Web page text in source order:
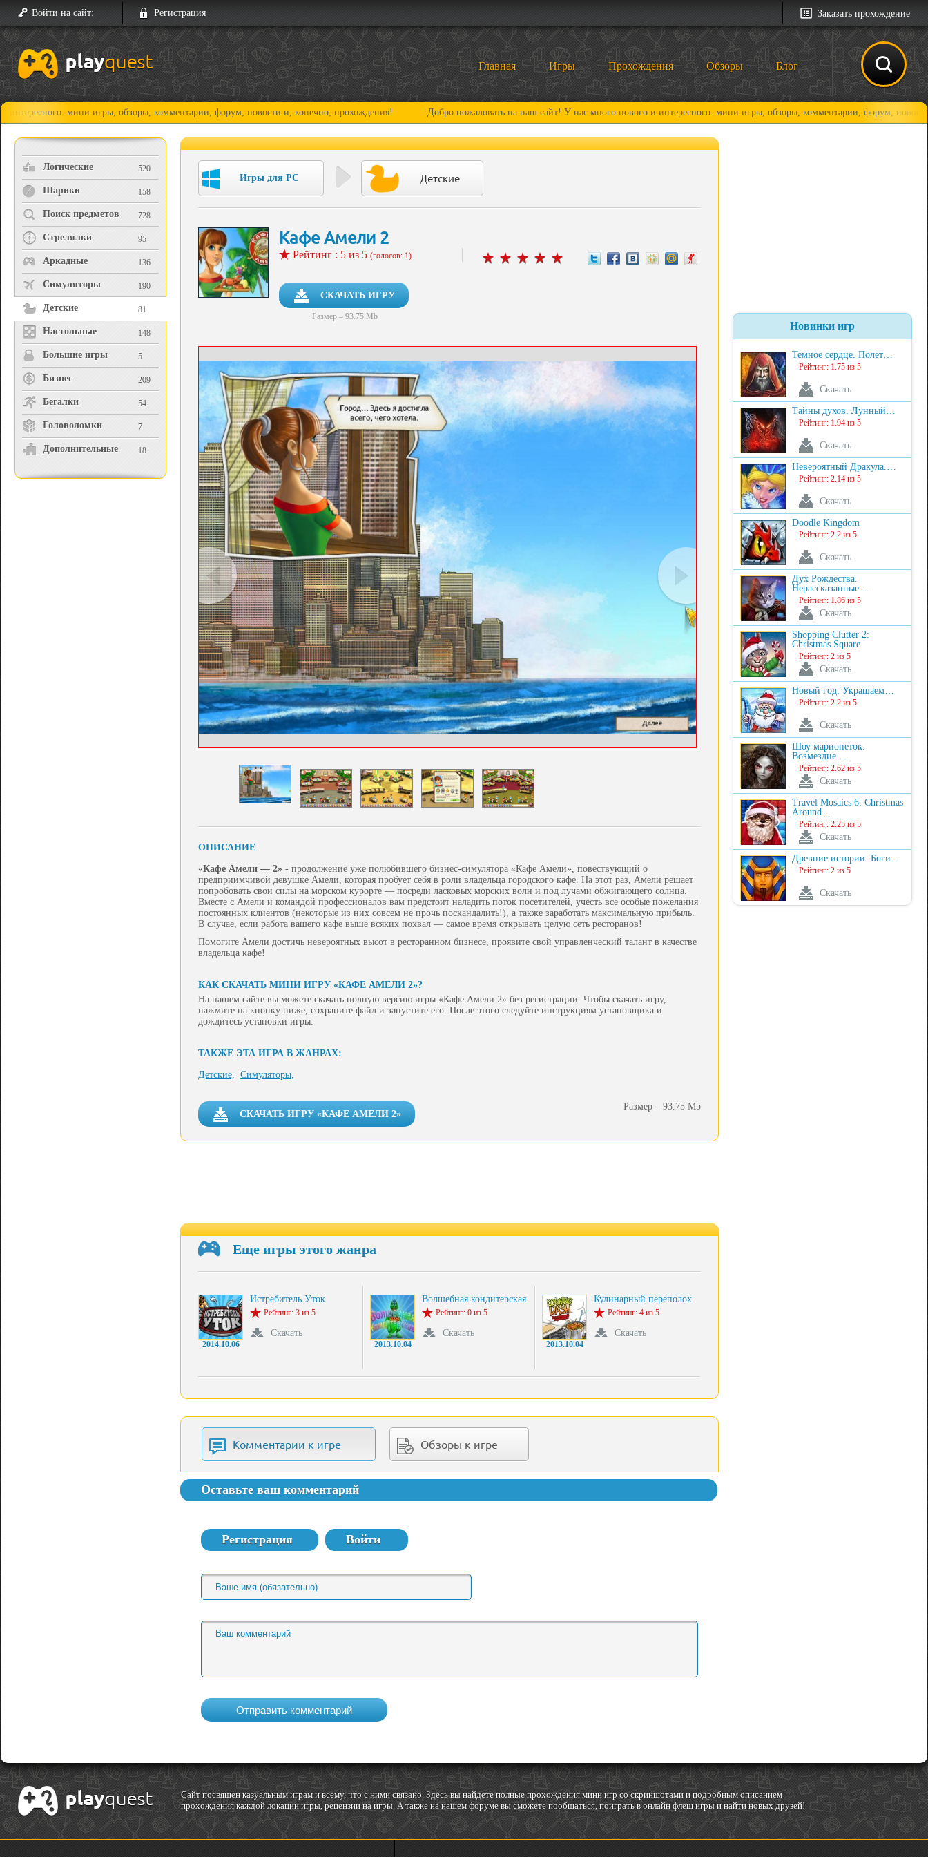
Войти на сайт: Регистрация Заказать прохождение
Главная Игры Прохождения Обзоры Блог
мини игры, обзоры, комментарии, форум, новости и, конечно, прохождения! Добро пожаловать на наш сайт! У нас много нового и интересного: мини игры, обзоры, комментарии, форум, новости и,
Логические 520
Шарики 158
Поиск предметов 728
Стрелялки 95
Аркадные 136
Симуляторы 190
Детские 81
Настольные 148
Большие игры 5
Бизнес 209
Бегалки 54
Головоломки 7
Дополнительные 18
Игры для PC Детские
Кафе Амели 2
Рейтинг : 5 из 5 (голосов: 1)
СКАЧАТЬ ИГРУ
Размер – 93.75 Mb
ОПИСАНИЕ
«Кафе Амели — 2» - продолжение уже полюбившего бизнес-симулятора «Кафе Амели», повествующий о
предприимчивой девушке Амели, которая пробует себя в роли владельца городского кафе. На этот раз, Амели решает
попробовать свои силы на морском курорте — посреди ласковых морских волн и под лучами обжигающего солнца.
Вместе с Амели и командой профессионалов вам предстоит наладить поток посетителей, учесть все особые пожелания
постоянных клиентов (некоторые из них совсем не прочь поскандалить!), а также заработать максимальную прибыль.
В случае, если работа вашего кафе выше всяких похвал — самое время открывать целую сеть ресторанов!
Помогите Амели достичь невероятных высот в ресторанном бизнесе, проявите свой управленческий талант в качестве
владельца кафе!
КАК СКАЧАТЬ МИНИ ИГРУ «КАФЕ АМЕЛИ 2»?
На нашем сайте вы можете скачать полную версию игры «Кафе Амели 2» без регистрации. Чтобы скачать игру,
нажмите на кнопку ниже, сохраните файл и запустите его. После этого следуйте инструкциям установщика и
дождитесь установки игры.
ТАКЖЕ ЭТА ИГРА В ЖАНРАХ:
Детские, Симуляторы,
СКАЧАТЬ ИГРУ «КАФЕ АМЕЛИ 2»
Размер – 93.75 Mb
Еще игры этого жанра
2014.10.06
Истребитель Уток
Рейтинг: 3 из 5
Скачать
2013.10.04
Волшебная кондитерская
Рейтинг: 0 из 5
Скачать
2013.10.04
Кулинарный переполох
Рейтинг: 4 из 5
Скачать
Комментарии к игре Обзоры к игре
Оставьте ваш комментарий
Регистрация Войти
Новинки игр
Темное сердце. Полет…
Рейтинг: 1.75 из 5
Скачать
Тайны духов. Лунный…
Рейтинг: 1.94 из 5
Скачать
Невероятный Дракула.…
Рейтинг: 2.14 из 5
Скачать
Doodle Kingdom
Рейтинг: 2.2 из 5
Скачать
Дух Рождества.
Нерассказанные…
Рейтинг: 1.86 из 5
Скачать
Shopping Clutter 2:
Christmas Square
Рейтинг: 2 из 5
Скачать
Новый год. Украшаем…
Рейтинг: 2.2 из 5
Скачать
Шоу марионеток.
Возмездие.…
Рейтинг: 2.62 из 5
Скачать
Travel Mosaics 6: Christmas
Around…
Рейтинг: 2.25 из 5
Скачать
Древние истории. Боги…
Рейтинг: 2 из 5
Скачать
Cайт посвящен казуальным играм и всему, что с ними связано. Здесь вы найдете полные прохождения мини игр со скриншотами и подробным описанием
прохождения каждой локации игры, рецензии на игры. А также на нашем форуме вы сможете пообщаться, поиграть в онлайн флеш игры и найти новых друзей!